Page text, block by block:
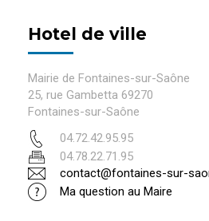
Hotel de ville
Mairie de Fontaines-sur-Saône
25, rue Gambetta 69270
Fontaines-sur-Saône
04.72.42.95.95
04.78.22.71.95
contact@fontaines-sur-
Ma question au Maire